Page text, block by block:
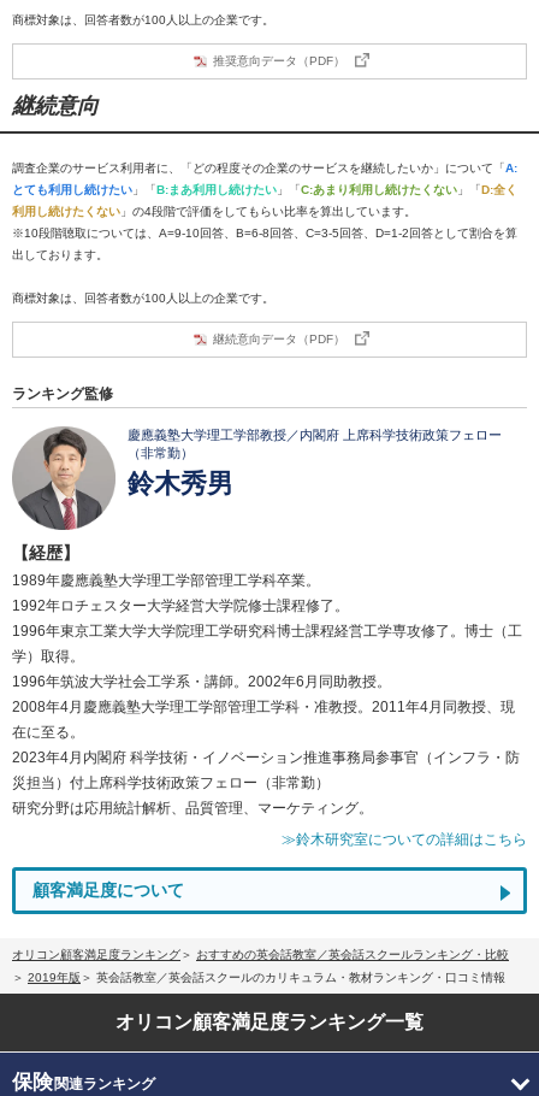
商標対象は、回答者数が100人以上の企業です。
推奨意向データ（PDF）
継続意向
調査企業のサービス利用者に、「どの程度その企業のサービスを継続したいか」について「A:
とても利用し続けたい 」「B:まあ利用し続けたい 」「C:あまり利用し続けたくない 」「D:全く
利用し続けたくない 」の4段階で評価をしてもらい比率を算出しています。
※10段階聴取については、A=9-10回答、B=6-8回答、C=3-5回答、D=1-2回答として割合を算
出しております。
商標対象は、回答者数が100人以上の企業です。
継続意向データ（PDF）
ランキング監修
慶應義塾大学理工学部教授／内閣府 上席科学技術政策フェロー
（非常勤）
鈴木秀男
【経歴】
1989年慶應義塾大学理工学部管理工学科卒業。
1992年ロチェスター大学経営大学院修士課程修了。
1996年東京工業大学大学院理工学研究科博士課程経営工学専攻修了。博士（工
学）取得。
1996年筑波大学社会工学系・講師。2002年6月同助教授。
2008年4月慶應義塾大学理工学部管理工学科・准教授。2011年4月同教授、現
在に至る。
2023年4月内閣府 科学技術・イノベーション推進事務局参事官（インフラ・防
災担当）付上席科学技術政策フェロー（非常勤）
研究分野は応用統計解析、品質管理、マーケティング。
≫鈴木研究室についての詳細はこちら
顧客満足度について
オリコン顧客満足度ランキング
おすすめの英会話教室／英会話スクールランキング・比較
2019年版
英会話教室／英会話スクールのカリキュラム・教材ランキング・口コミ情報
オリコン顧客満足度ランキング一覧
保険関連ランキング